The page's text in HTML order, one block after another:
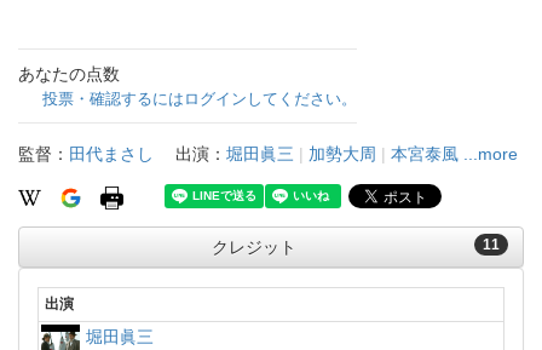
あなたの点数
投票・確認するにはログインしてください。
監督： 田代まさし 出演： 堀田眞三 | 加勢大周 | 本宮泰風 ...more
11
クレジット
出演
堀田眞三